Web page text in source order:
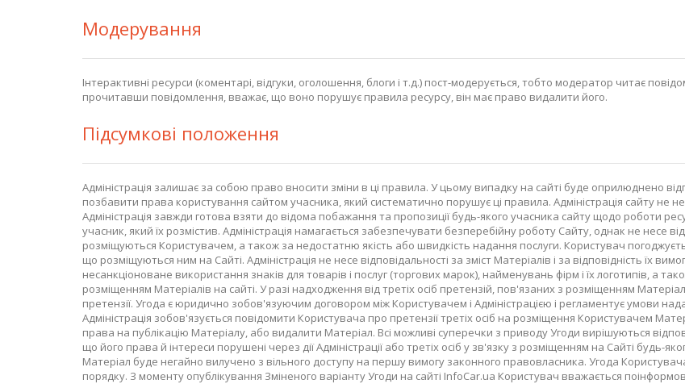
Модерування
Інтерактивні ресурси (коментарі, відгуки, оголошення, блоги і т.д.) пост-модерується, тобто модератор читає
прочитавши повідомлення, вважає, що воно порушує правила ресурсу, він має право видалити його.
Підсумкові положення
Адміністрація залишає за собою право вносити зміни в ці правила. У цьому випадку на сайті буде оприлюднено
позбавити права користування сайтом учасника, який систематично порушує ці правила. Адміністрація сайту не
Адміністрація завжди готова взяти до відома побажання та пропозиції будь-якого учасника сайту щодо роботи
учасник, який їх розмістив. Адміністрація намагається забезпечувати безперебійну роботу Сайту, однак не несе
розміщуються Користувачем, а також за недостатню якість або швидкість надання послуги. Користувач
що розміщуються ним на Сайті. Адміністрація не несе відповідальності за зміст Матеріалів і за відповідність їх
несанкціоноване використання знаків для товарів і послуг (торгових марок), найменувань фірм і їх логотипів, а
розміщенням Матеріалів на сайті. У разі надходження від третіх осіб претензій, пов'язаних з розміщенням
претензії. Угода є юридично зобов'язуючим договором між Користувачем і Адміністрацією і регламентує умови
Адміністрація зобов'язується повідомити Користувача про претензії третіх осіб на розміщення Користувачем
права на публікацію Матеріалу, або видалити Матеріал. Всі можливі суперечки з приводу Угоди вирішуються
що його права й інтереси порушені через дії Адміністрації або третіх осіб у зв'язку з розміщенням на Сайті будь-
Матеріал буде негайно вилучено з вільного доступу на першу вимогу законного правовласника. Угода
порядку. З моменту опублікування Зміненого варіанту Угоди на сайті InfoCar.ua Користувач вважається